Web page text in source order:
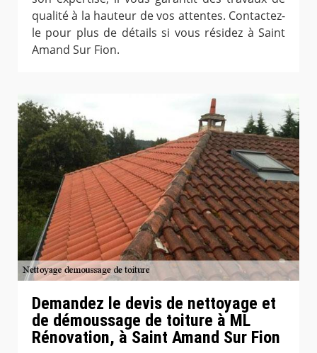
qualité à la hauteur de vos attentes. Contactez-
le pour plus de détails si vous résidez à Saint
Amand Sur Fion.
Demandez le devis de nettoyage et
de démoussage de toiture à ML
Rénovation, à Saint Amand Sur Fion